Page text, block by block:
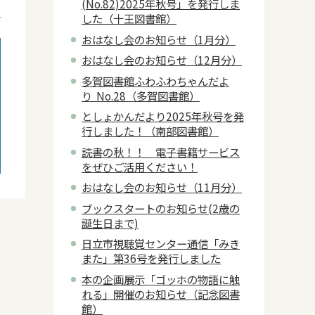
(No.82)2025年秋号」を発行しま
した（十王図書館）
おはなし会のお知らせ（1月分）
おはなし会のお知らせ（12月分）
多賀図書館ふわふわちゃんだよ
り No.28（多賀図書館）
としょかんだより2025年秋号を発
行しました！（南部図書館）
読書の秋！！ 電子書籍サービス
をぜひご活用ください！
おはなし会のお知らせ（11月分）
ブックスタートのお知らせ(2歳の
誕生日まで)
日立市視聴覚センター通信「みき
また」第36号を発行しました
本の企画展示「ゴッホの物語に触
れる」開催のお知らせ（記念図書
館）